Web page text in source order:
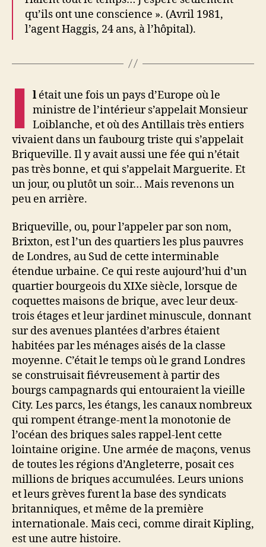
qu’ils ont une conscience ». (Avril 1981,
l’agent Haggis, 24 ans, à l’hôpital).
I l était une fois un pays d’Europe où le
ministre de l’intérieur s’appelait Monsieur
Loiblanche, et où des Antillais très entiers
vivaient dans un faubourg triste qui s’appelait
Briqueville. Il y avait aussi une fée qui n’était
pas très bonne, et qui s’appelait Marguerite. Et
un jour, ou plutôt un soir… Mais revenons un
peu en arrière.
Briqueville, ou, pour l’appeler par son nom,
Brixton, est l’un des quartiers les plus pauvres
de Londres, au Sud de cette interminable
étendue urbaine. Ce qui reste aujourd’hui d’un
quartier bourgeois du XIXe siècle, lorsque de
coquettes maisons de brique, avec leur deux-
trois étages et leur jardinet minuscule, donnant
sur des avenues plantées d’arbres étaient
habitées par les ménages aisés de la classe
moyenne. C’était le temps où le grand Londres
se construisait fiévreusement à partir des
bourgs campagnards qui entouraient la vieille
City. Les parcs, les étangs, les canaux nombreux
qui rompent étrange-ment la monotonie de
l’océan des briques sales rappel-lent cette
lointaine origine. Une armée de maçons, venus
de toutes les régions d’Angleterre, posait ces
millions de briques accumulées. Leurs unions
et leurs grèves furent la base des syndicats
britanniques, et même de la première
internationale. Mais ceci, comme dirait Kipling,
est une autre histoire.